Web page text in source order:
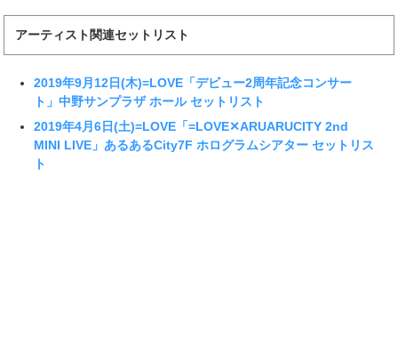
アーティスト関連セットリスト
2019年9月12日(木)=LOVE「デビュー2周年記念コンサー
ト」中野サンプラザ ホール セットリスト
2019年4月6日(土)=LOVE「=LOVE✕ARUARUCITY 2nd
MINI LIVE」あるあるCity7F ホログラムシアター セットリス
ト